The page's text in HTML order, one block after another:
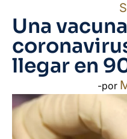
Una
llegar en
-por